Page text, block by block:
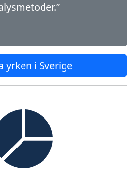
yrken i Sverige